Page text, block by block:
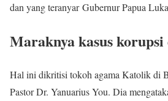
dan yang teranyar Gubernur Papua
Maraknya kasus
Hal ini dikritisi tokoh agama Katolik di
Pastor Dr. Yanuarius You. Dia